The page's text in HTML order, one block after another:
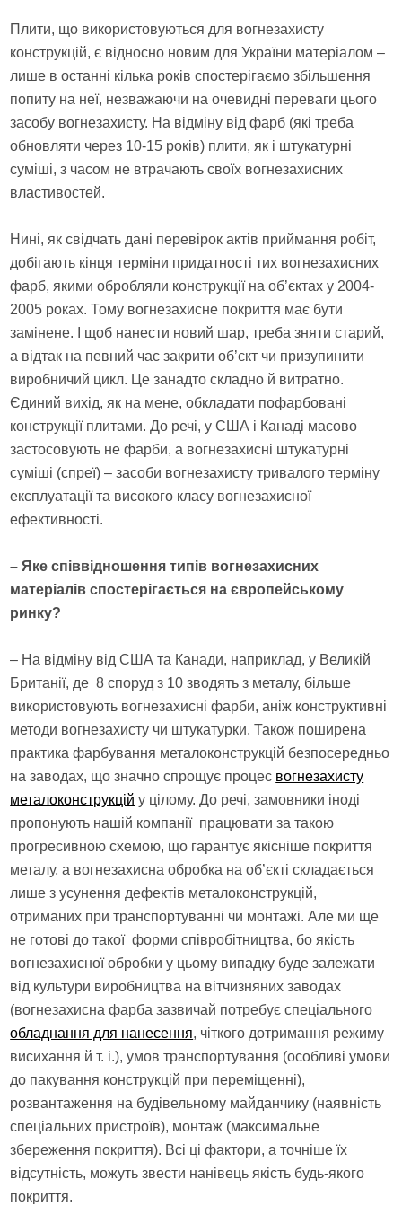
Плити, що використовуються для вогнезахисту
конструкцій, є відносно новим для України матеріалом –
лише в останні кілька років спостерігаємо збільшення
попиту на неї, незважаючи на очевидні переваги цього
засобу вогнезахисту. На відміну від фарб (які треба
обновляти через 10-15 років) плити, як і штукатурні
суміші, з часом не втрачають своїх вогнезахисних
властивостей.
Нині, як свідчать дані перевірок актів приймання робіт,
добігають кінця терміни придатності тих вогнезахисних
фарб, якими обробляли конструкції на об’єктах у 2004-
2005 роках. Тому вогнезахисне покриття має бути
замінене. І щоб нанести новий шар, треба зняти старий,
а відтак на певний час закрити об’єкт чи призупинити
виробничий цикл. Це занадто складно й витратно.
Єдиний вихід, як на мене, обкладати пофарбовані
конструкції плитами. До речі, у США і Канаді масово
застосовують не фарби, а вогнезахисні штукатурні
суміші (спреї) – засоби вогнезахисту тривалого терміну
експлуатації та високого класу вогнезахисної
ефективності.
– Яке співвідношення типів вогнезахисних
матеріалів спостерігається на європейському
ринку?
– На відміну від США та Канади, наприклад, у Великій
Британії, де 8 споруд з 10 зводять з металу, більше
використовують вогнезахисні фарби, аніж конструктивні
методи вогнезахисту чи штукатурки. Також поширена
практика фарбування металоконструкцій безпосередньо
на заводах, що значно спрощує процес вогнезахисту
металоконструкцій у цілому. До речі, замовники іноді
пропонують нашій компанії працювати за такою
прогресивною схемою, що гарантує якісніше покриття
металу, а вогнезахисна обробка на об’єкті складається
лише з усунення дефектів металоконструкцій,
отриманих при транспортуванні чи монтажі. Але ми ще
не готові до такої форми співробітництва, бо якість
вогнезахисної обробки у цьому випадку буде залежати
від культури виробництва на вітчизняних заводах
(вогнезахисна фарба зазвичай потребує спеціального
обладнання для нанесення, чіткого дотримання режиму
висихання й т. і.), умов транспортування (особливі умови
до пакування конструкцій при переміщенні),
розвантаження на будівельному майданчику (наявність
спеціальних пристроїв), монтаж (максимальне
збереження покриття). Всі ці фактори, а точніше їх
відсутність, можуть звести нанівець якість будь-якого
покриття.